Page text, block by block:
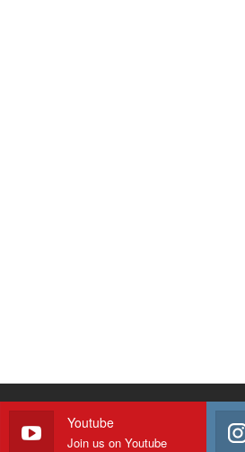
Youtube
Join us on Youtube